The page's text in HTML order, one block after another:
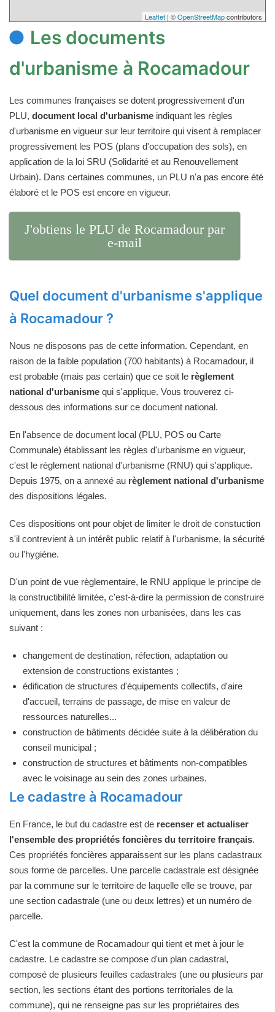
Leaflet | ©OpenStreetMapcontributors
Les documents
d'urbanisme à Rocamadour
Les communes françaises se dotent progressivement d'un
PLU, document local d'urbanisme indiquant les règles
d'urbanisme en vigueur sur leur territoire qui visent à remplacer
progressivement les POS (plans d'occupation des sols), en
application de la loi SRU (Solidarité et au Renouvellement
Urbain). Dans certaines communes, un PLU n'a pas encore été
élaboré et le POS est encore en vigueur.
J'obtiens le PLU de Rocamadour par
e-mail
Quel document d'urbanisme s'applique
à Rocamadour ?
Nous ne disposons pas de cette information. Cependant, en
raison de la faible population (700 habitants) à Rocamadour, il
est probable (mais pas certain) que ce soit le règlement
national d'urbanisme qui s'applique. Vous trouverez ci-
dessous des informations sur ce document national.
En l'absence de document local (PLU, POS ou Carte
Communale) établissant les règles d'urbanisme en vigueur,
c'est le règlement national d'urbanisme (RNU) qui s'applique.
Depuis 1975, on a annexé au règlement national d'urbanisme
des dispositions légales.
Ces dispositions ont pour objet de limiter le droit de constuction
s'il contrevient à un intérêt public relatif à l'urbanisme, la sécurité
ou l'hygiène.
D'un point de vue règlementaire, le RNU applique le principe de
la constructibilité limitée, c'est-à-dire la permission de construire
uniquement, dans les zones non urbanisées, dans les cas
suivant :
changement de destination, réfection, adaptation ou
extension de constructions existantes ;
édification de structures d'équipements collectifs, d'aire
d'accueil, terrains de passage, de mise en valeur de
ressources naturelles...
construction de bâtiments décidée suite à la délibération du
conseil municipal ;
construction de structures et bâtiments non-compatibles
avec le voisinage au sein des zones urbaines.
Le cadastre à Rocamadour
En France, le but du cadastre est de recenser et actualiser
l'ensemble des propriétés foncières du territoire français.
Ces propriétés foncières apparaissent sur les plans cadastraux
sous forme de parcelles. Une parcelle cadastrale est désignée
par la commune sur le territoire de laquelle elle se trouve, par
une section cadastrale (une ou deux lettres) et un numéro de
parcelle.
C'est la commune de Rocamadour qui tient et met à jour le
cadastre. Le cadastre se compose d'un plan cadastral,
composé de plusieurs feuilles cadastrales (une ou plusieurs par
section, les sections étant des portions territoriales de la
commune), qui ne renseigne pas sur les propriétaires des